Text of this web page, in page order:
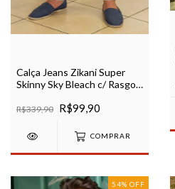
Calça Jeans Zikani Super
Skinny Sky Bleach c/ Rasgo
R$339,90 R$99,90
COMPRAR
54% OFF